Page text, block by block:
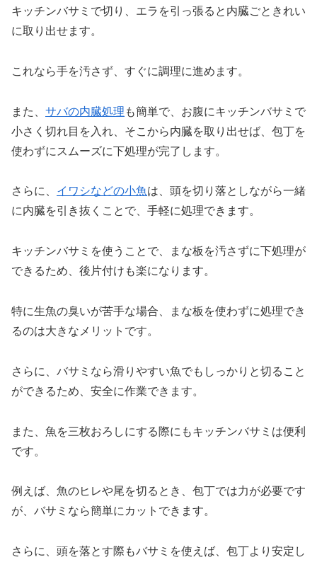
キッチンバサミで切り、エラを引っ張ると内臓ごときれい
に取り出せます。
これなら手を汚さず、すぐに調理に進めます。
また、 サバの内臓処理 も簡単で、お腹にキッチンバサミで
小さく切れ目を入れ、そこから内臓を取り出せば、包丁を
使わずにスムーズに下処理が完了します。
さらに、 イワシなどの小魚は、頭を切り落としながら一緒
に内臓を引き抜くことで、手軽に処理できます。
キッチンバサミを使うことで、まな板を汚さずに下処理が
できるため、後片付けも楽になります。
特に生魚の臭いが苦手な場合、まな板を使わずに処理でき
るのは大きなメリットです。
さらに、バサミなら滑りやすい魚でもしっかりと切ること
ができるため、安全に作業できます。
また、魚を三枚おろしにする際にもキッチンバサミは便利
です。
例えば、魚のヒレや尾を切るとき、包丁では力が必要です
が、バサミなら簡単にカットできます。
さらに、頭を落とす際もバサミを使えば、包丁より安定し